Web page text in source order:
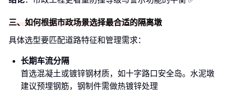
三、如何根据市政场景选择最合适的隔离墩
具体选型要匹配道路特征和管理需求：
长期车流分隔
首选混凝土或镀锌钢材质，如十字路口安全岛。水泥墩
建议预埋钢筋，钢制件需做热镀锌处理